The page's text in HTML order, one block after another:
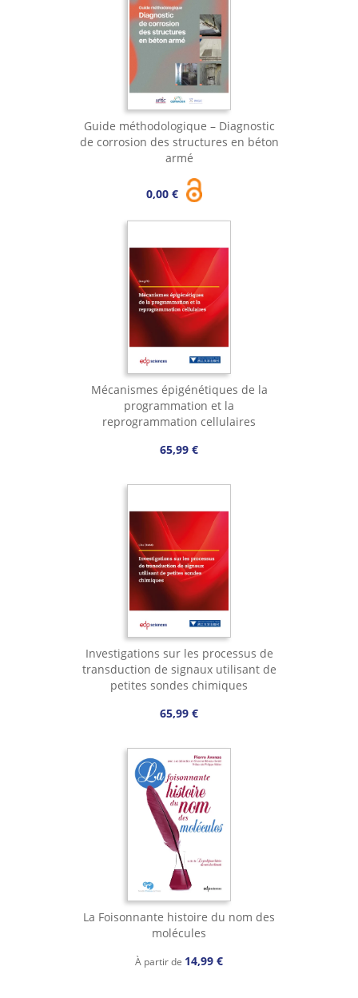
Guide méthodologique – Diagnostic
de corrosion des structures en béton
armé
0,00 €
Mécanismes épigénétiques de la
programmation et la
reprogrammation cellulaires
65,99 €
Investigations sur les processus de
transduction de signaux utilisant de
petites sondes chimiques
65,99 €
La Foisonnante histoire du nom des
molécules
À partir de 14,99 €